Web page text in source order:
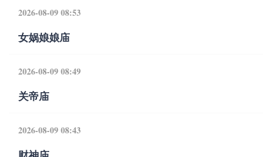
2026-08-09 08:53
女娲娘娘庙
2026-08-09 08:49
关帝庙
2026-08-09 08:43